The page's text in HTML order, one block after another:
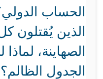
الحساب
الذين يُقتلون
الصهاينة،
الجدول